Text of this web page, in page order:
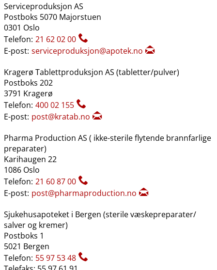
Serviceproduksjon AS
Postboks 5070 Majorstuen
0301 Oslo
Telefon: 21 62 02 00
E-post: serviceproduksjon@apotek.no
Kragerø Tablettproduksjon AS (tabletter​/​pulver)
Postboks 202
3791 Kragerø
Telefon: 400 02 155
E-post: post@kratab.no
Pharma Production AS ( ikke-sterile flytende brannfarlige
preparater)
Karihaugen 22
1086 Oslo
Telefon: 21 60 87 00
E-post: post@pharmaproduction.no
Sjukehusapoteket i Bergen (sterile væskepreparater​/​
salver og kremer)
Postboks 1
5021 Bergen
Telefon: 55 97 53 48